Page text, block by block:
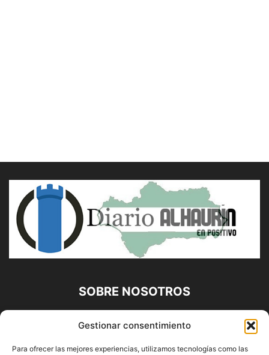
Gestionar consentimiento
Para ofrecer las mejores experiencias, utilizamos tecnologías como las
SOBRE NOSOTROS
Diario Alhaurín (www.alhaurindelatorre.com) Propiedad de
Francisco E. López López | 639 95 71 95 | Noticias de
Alhaurín de la Torre, Málaga y Provincia|